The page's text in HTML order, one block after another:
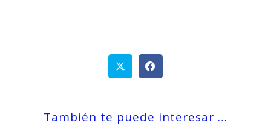
También te puede interesar …